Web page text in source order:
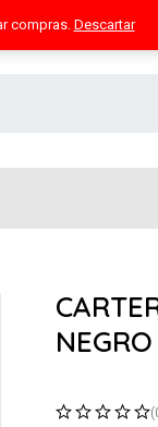
compras. Descartar
NEGRO